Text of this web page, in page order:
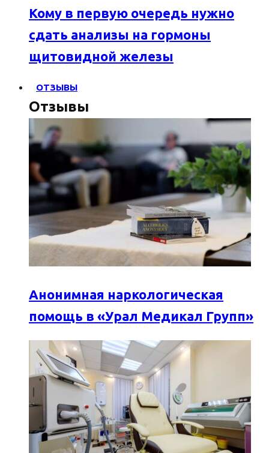
Кому в первую очередь нужно
сдать анализы на гормоны
щитовидной железы
ОТЗЫВЫ
Отзывы
Анонимная наркологическая
помощь в «Урал Медикал Групп»